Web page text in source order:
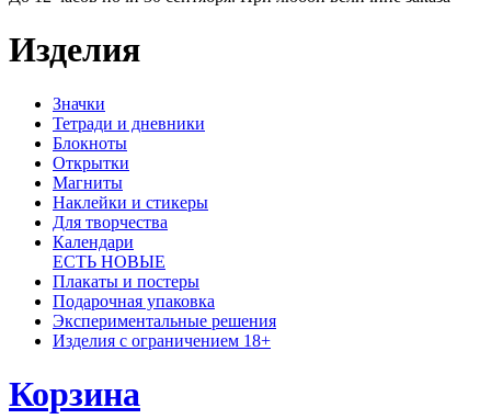
Изделия
Значки
Тетради и дневники
Блокноты
Открытки
Магниты
Наклейки и стикеры
Для творчества
Календари
ЕСТЬ НОВЫЕ
Плакаты и постеры
Подарочная упаковка
Экспериментальные решения
Изделия с ограничением 18+
Корзина